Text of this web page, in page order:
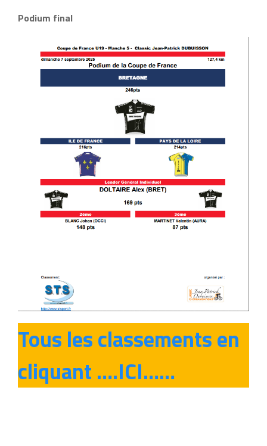
Podium final
Tous les classements en
cliquant ….ICI……